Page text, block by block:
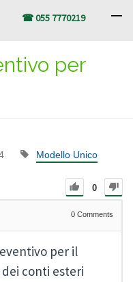
☎ 055 7770219
per
Modello Unico
0
0 Comments
per il
conti esteri